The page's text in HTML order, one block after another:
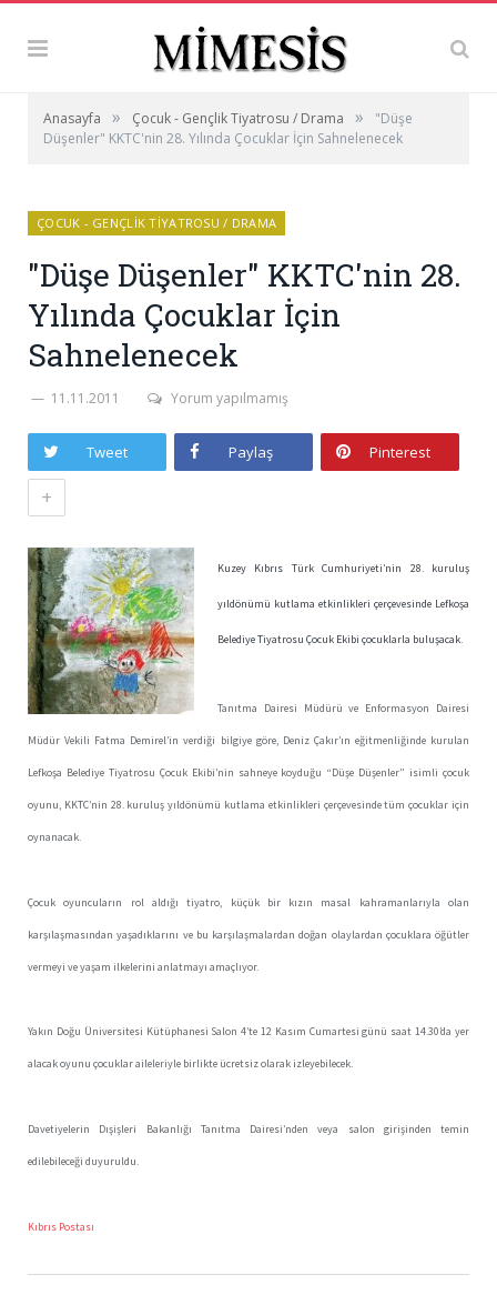
Anasayfa » Çocuk - Gençlik Tiyatrosu / Drama »
"Düşe
Düşenler" KKTC'nin 28. Yılında Çocuklar İçin Sahnelenecek
ÇOCUK - GENÇLIK TIYATROSU / DRAMA
"Düşe Düşenler" KKTC'nin 28.
Yılında Çocuklar İçin
Sahnelenecek
11.11.2011 Yorum yapılmamış
Tweet Paylaş Pinterest
+
Kuzey Kıbrıs Türk Cumhuriyeti’nin 28. kuruluş
yıldönümü kutlama etkinlikleri çerçevesinde Lefkoşa
Belediye Tiyatrosu Çocuk Ekibi çocuklarla buluşacak.
Tanıtma Dairesi Müdürü ve Enformasyon Dairesi
Müdür Vekili Fatma Demirel’in verdiği bilgiye göre, Deniz Çakır’ın eğitmenliğinde kurulan
Lefkoşa Belediye Tiyatrosu Çocuk Ekibi’nin sahneye koyduğu “Düşe Düşenler” isimli çocuk
oyunu, KKTC’nin 28. kuruluş yıldönümü kutlama etkinlikleri çerçevesinde tüm çocuklar için
oynanacak.
Çocuk oyuncuların rol aldığı tiyatro, küçük bir kızın masal kahramanlarıyla olan
karşılaşmasından yaşadıklarını ve bu karşılaşmalardan doğan olaylardan çocuklara öğütler
vermeyi ve yaşam ilkelerini anlatmayı amaçlıyor.
Yakın Doğu Üniversitesi Kütüphanesi Salon 4’te 12 Kasım Cumartesi günü saat 14.30’da yer
alacak oyunu çocuklar aileleriyle birlikte ücretsiz olarak izleyebilecek.
Davetiyelerin Dışişleri Bakanlığı Tanıtma Dairesi’nden veya salon girişinden temin
edilebileceği duyuruldu.
Kıbrıs Postası